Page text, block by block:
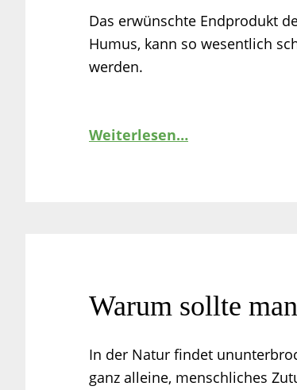
Das erwünschte Endprodukt
Humus, kann so wesentlich
werden.
Weiterlesen…
Warum sollte
In der Natur findet
ganz alleine, menschliches